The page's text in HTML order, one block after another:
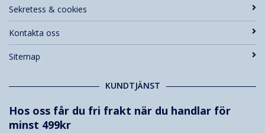
Sekretess & cookies
Kontakta oss
Sitemap
KUNDTJÄNST
Hos oss får du fri frakt när du handlar för
minst 499kr